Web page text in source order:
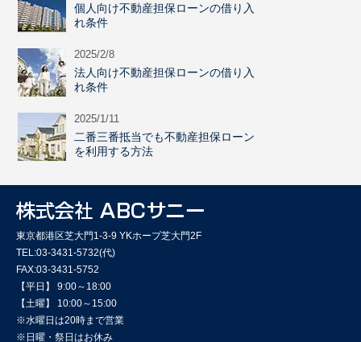
個人向け不動産担保ローンの借り入
れ条件
2025/2/8
法人向け不動産担保ローンの借り入
れ条件
2025/1/11
二番三番抵当でも不動産担保ローン
を利用する方法
東京都港区芝大門1-3-9 YKホープ芝大門2F
TEL:03-3431-5732(代)
FAX:03-3431-5752
【平日】 9:00～18:00
【土曜】 10:00～15:00
※水曜日は20時まで営業
※日曜・祭日はお休み